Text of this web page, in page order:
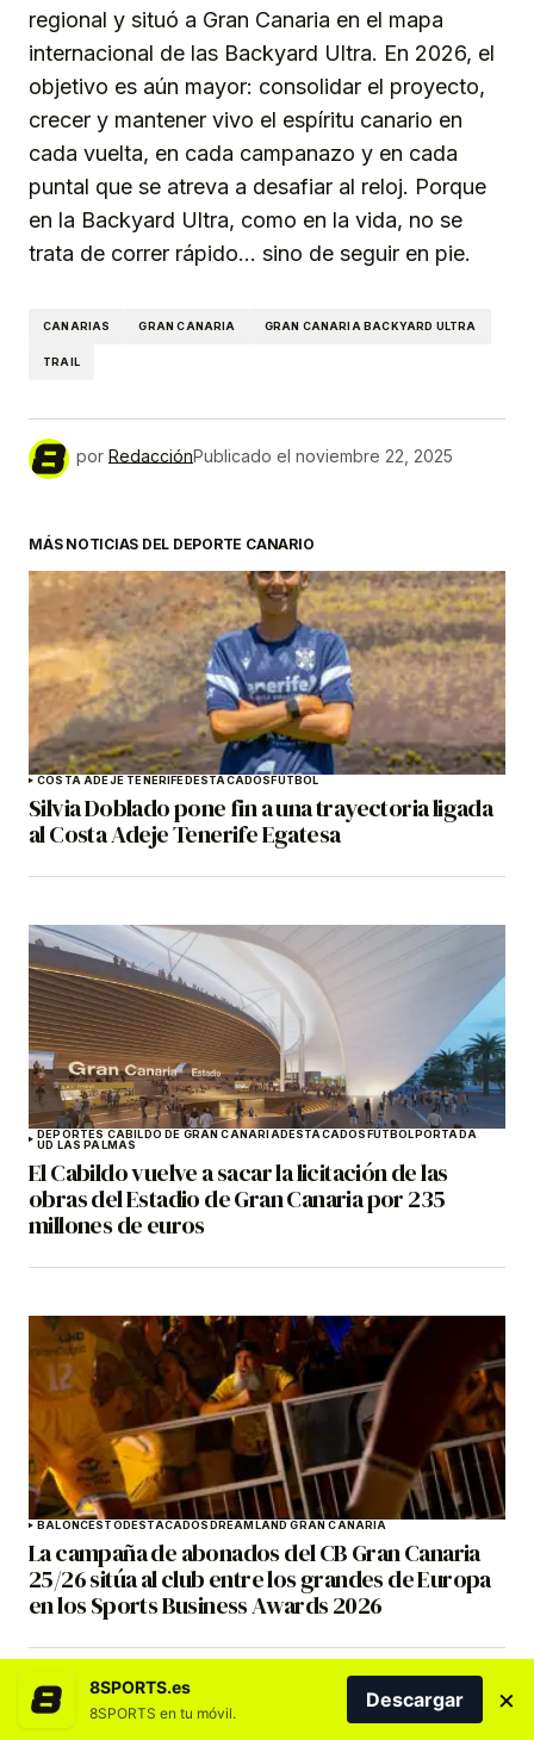
regional y situó a Gran Canaria en el mapa
internacional de las Backyard Ultra. En 2026, el
objetivo es aún mayor: consolidar el proyecto,
crecer y mantener vivo el espíritu canario en
cada vuelta, en cada campanazo y en cada
puntal que se atreva a desafiar al reloj. Porque
en la Backyard Ultra, como en la vida, no se
trata de correr rápido… sino de seguir en pie.
CANARIAS GRAN CANARIA GRAN CANARIA BACKYARD ULTRA
TRAIL
por RedacciónPublicado el noviembre 22, 2025
MÁS NOTICIAS DEL DEPORTE CANARIO
COSTA ADEJE TENERIFEDESTACADOSFÚTBOL
Silvia Doblado pone fin a una trayectoria ligada
al Costa Adeje Tenerife Egatesa
DEPORTES CABILDO DE GRAN CANARIADESTACADOSFÚTBOLPORTADA
UD LAS PALMAS
El Cabildo vuelve a sacar la licitación de las
obras del Estadio de Gran Canaria por 235
millones de euros
BALONCESTODESTACADOSDREAMLAND GRAN CANARIA
La campaña de abonados del CB Gran Canaria
25/26 sitúa al club entre los grandes de Europa
en los Sports Business Awards 2026
8SPORTS.es
8SPORTS en tu móvil.
Descargar ×